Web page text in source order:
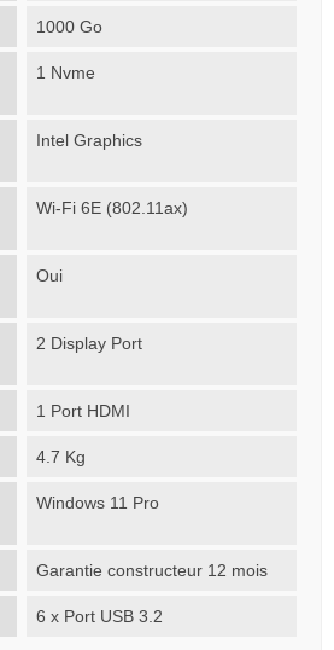
1000 Go
1 Nvme
Intel Graphics
Wi-Fi 6E (802.11ax)
Oui
2 Display Port
1 Port HDMI
4.7 Kg
Windows 11 Pro
Garantie constructeur 12 mois
6 x Port USB 3.2